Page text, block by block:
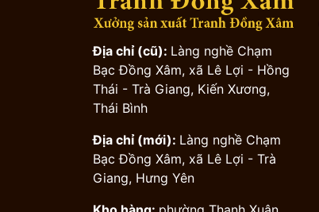
Địa chỉ (cũ): Làng nghề Chạm
Bạc Đồng Xâm, xã Lê Lợi - Hồng
Thái - Trà Giang, Kiến Xương,
Thái Bình
Địa chỉ (mới): Làng nghề Chạm
Bạc Đồng Xâm, xã Lê Lợi - Trà
Giang, Hưng Yên